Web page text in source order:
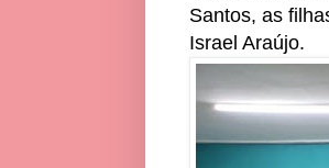
Santos, as
Israel Araújo.